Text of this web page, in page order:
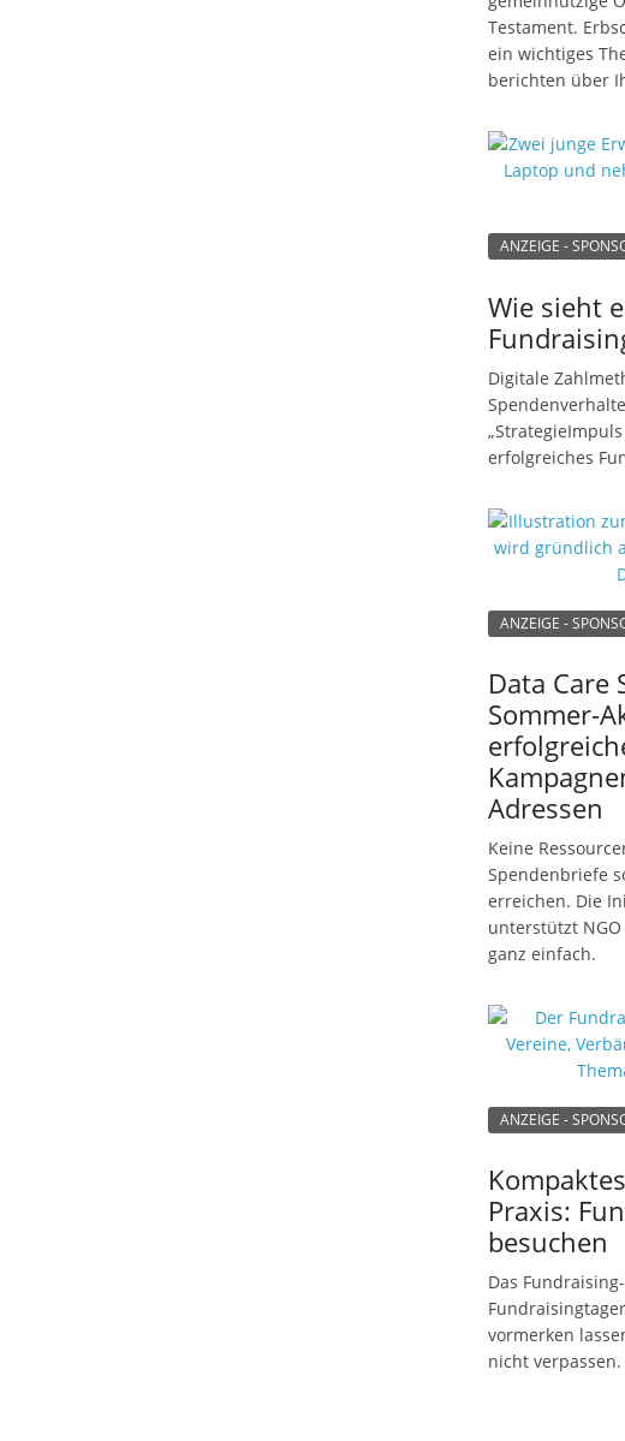
Testament.
ein wichtiges
berichten über
ANZEIGE -
Wie sieht
Digitale
erfolgreiches
ANZEIGE -
Data Care
Sommer-
Adressen
Keine
Spendenbriefe
erreichen. Die
unterstützt
ganz einfach.
ANZEIGE -
Praxis:
besuchen
Das
vormerken
nicht